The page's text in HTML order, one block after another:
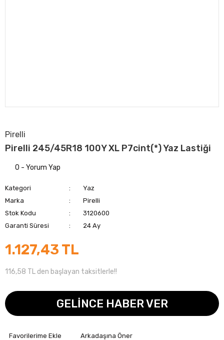
Pirelli
Pirelli 245/45R18 100Y XL P7cint(*) Yaz Lastiği
0 - Yorum Yap
Kategori
Yaz
Marka
Pirelli
Stok Kodu
3120600
Garanti Süresi
24 Ay
1.127,43 TL
116,58 TL den başlayan taksitlerle!!
GELİNCE HABER VER
Arkadaşına Öner